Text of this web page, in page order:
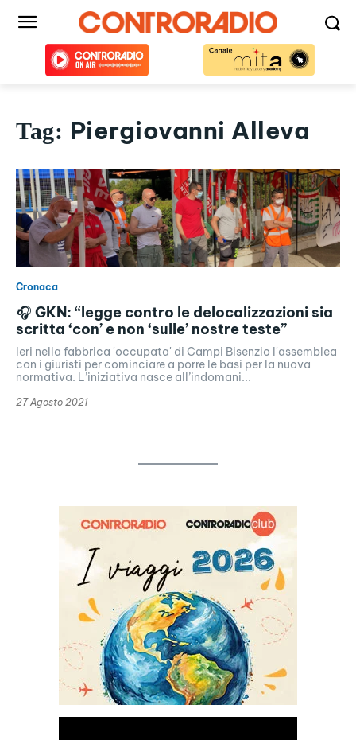
Tag: Piergiovanni Alleva
Cronaca
🎧 GKN: “legge contro le delocalizzazioni sia
scritta ‘con’ e non ‘sulle’ nostre teste”
Ieri nella fabbrica 'occupata' di Campi Bisenzio l'assemblea
con i giuristi per cominciare a porre le basi per la nuova
normativa. L’iniziativa nasce all’indomani...
27 Agosto 2021